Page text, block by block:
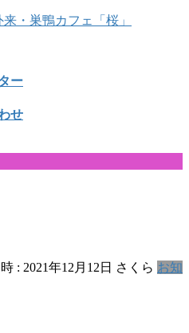
ー
せ
: 2021年12月12日 さくら お知